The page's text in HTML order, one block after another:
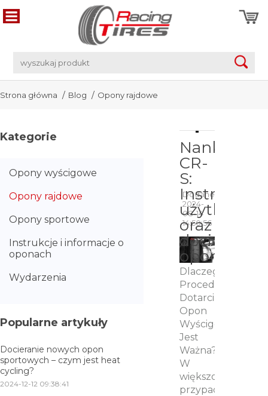
Strona główna Blog Opony rajdowe
Nankang
CR-
S:
Instrukcja
oraz
docierania
opony.
Dodane
2024-
08-14
14:50:56
Dlaczego
Procedura
Dotarcia
Opon
Wyścigowych
Jest
Ważna?
W
większości
przypadków
Kategorie
Opony wyścigowe
Opony rajdowe
Opony sportowe
Instrukcje i informacje o
oponach
Wydarzenia
Popularne artykuły
Docieranie nowych opon
sportowych – czym jest heat
cycling?
2024-12-12 09:38:41